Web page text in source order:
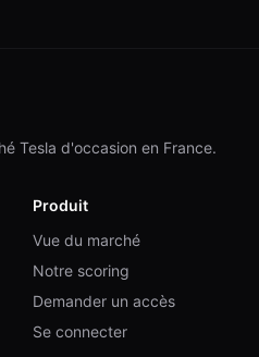
Tesla d'occasion en France.
Produit
Vue du marché
Notre scoring
Demander un accès
Se connecter